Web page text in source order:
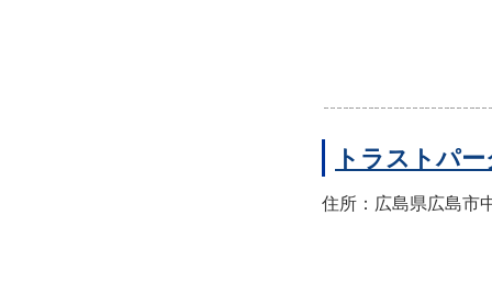
トラストパ
住所：広島県広島市